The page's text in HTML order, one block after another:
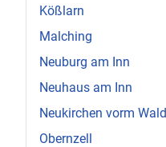
Kößlarn
Malching
Neuburg am Inn
Neuhaus am Inn
Neukirchen vorm Wald
Obernzell